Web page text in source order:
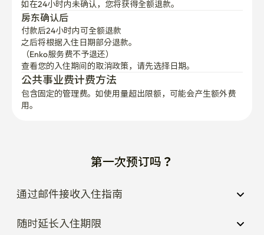
如在24小时内未确认，您将获得全额退款。
房东确认后
付款后24小时内可全额退款
之后将根据入住日期部分退款。
（Enko服务费不予退还）
查看您的入住期间的取消政策，请先选择日期。
公共事业费计费方法
包含固定的管理费。如使用量超出限额，可能会产生额外费
用。
第一次预订吗？
通过邮件接收入住指南
随时延长入住期限